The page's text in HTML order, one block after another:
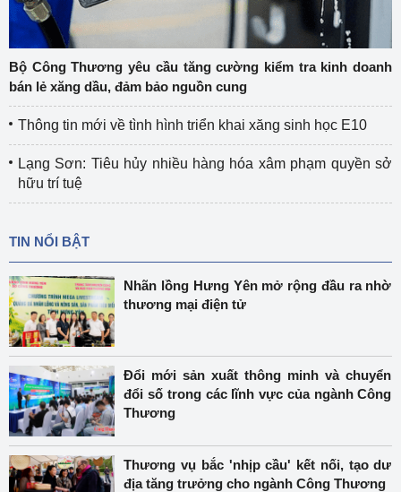
Bộ Công Thương yêu cầu tăng cường kiểm tra kinh doanh
bán lẻ xăng dầu, đảm bảo nguồn cung
Thông tin mới về tình hình triển khai xăng sinh học E10
Lạng Sơn: Tiêu hủy nhiều hàng hóa xâm phạm quyền sở
hữu trí tuệ
TIN NỔI BẬT
Nhãn lồng Hưng Yên mở rộng đầu ra nhờ
thương mại điện tử
Đổi mới sản xuất thông minh và chuyển
đổi số trong các lĩnh vực của ngành Công
Thương
Thương vụ bắc 'nhịp cầu' kết nối, tạo dư
địa tăng trưởng cho ngành Công Thương